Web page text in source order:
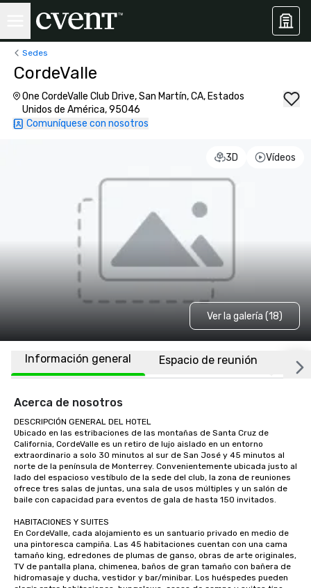
Sedes
CordeValle
One CordeValle Club Drive, San Martín, CA, Estados
Unidos de América, 95046
Comuníquese con nosotros
3D Vídeos
Ver la galería (18)
Información general Espacio de reunión
Acerca de nosotros
DESCRIPCIÓN GENERAL DEL HOTEL
Ubicado en las estribaciones de las montañas de Santa Cruz de
California, CordeValle es un retiro de lujo aislado en un entorno
extraordinario a solo 30 minutos al sur de San José y 45 minutos al
norte de la península de Monterrey. Convenientemente ubicada justo al
lado del espacioso vestíbulo de la sede del club, la zona de reuniones
ofrece tres salas de juntas, una sala de usos múltiples y un salón de
baile con capacidad para eventos de gala de hasta 150 invitados.
HABITACIONES Y SUITES
En CordeValle, cada alojamiento es un santuario privado en medio de
una pintoresca campiña. Las 45 habitaciones cuentan con una cama
tamaño king, edredones de plumas de ganso, obras de arte originales,
TV de pantalla plana, chimenea, baños de gran tamaño con bañera de
hidromasaje y ducha, vestidor y bar/minibar. Los huéspedes pueden